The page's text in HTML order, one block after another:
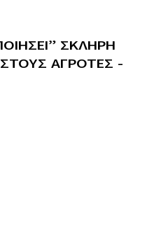
ΣΚΛΗΡΗ
ΑΓΡΟΤΕΣ –